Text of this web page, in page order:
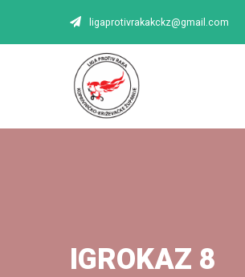
ligaprotivrakakckz@gmail.com
IGROKAZ 8